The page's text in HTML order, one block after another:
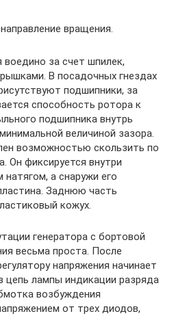
вращения.
воедино за счет шпилек,
В посадочных гнездах
подшипники, за
способность ротора к
подшипника внутрь
величиной зазора.
возможностью скользить по
Он фиксируется внутри
а снаружи его
Заднюю часть
кожух.
генератора с бортовой
весьма проста. После
напряжения начинает
цепь лампы индикации разряда
возбуждения
от трех диодов,